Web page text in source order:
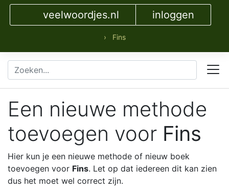
veelwoordjes.nl inloggen
› Fins
Een nieuwe methode
toevoegen voor Fins
Hier kun je een nieuwe methode of nieuw boek
toevoegen voor Fins. Let op dat iedereen dit kan zien
dus het moet wel correct zijn.